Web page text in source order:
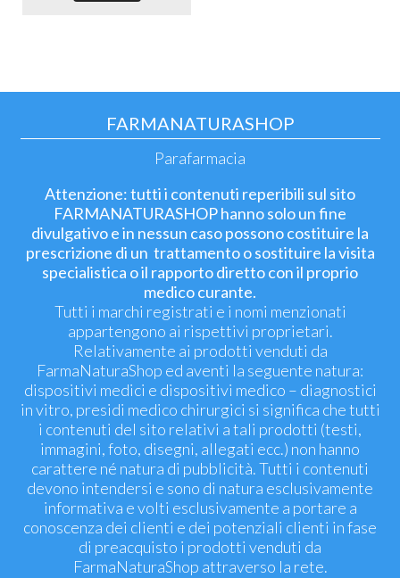
FARMANATURASHOP
Parafarmacia
Attenzione: tutti i contenuti reperibili sul sito
FARMANATURASHOP hanno solo un fine
divulgativo e in nessun caso possono costituire la
prescrizione di un trattamento o sostituire la visita
specialistica o il rapporto diretto con il proprio
medico curante.
Tutti i marchi registrati e i nomi menzionati
appartengono ai rispettivi proprietari.
Relativamente ai prodotti venduti da
FarmaNaturaShop ed aventi la seguente natura:
dispositivi medici e dispositivi medico – diagnostici
in vitro, presidi medico chirurgici si significa che tutti
i contenuti del sito relativi a tali prodotti (testi,
immagini, foto, disegni, allegati ecc.) non hanno
carattere né natura di pubblicità. Tutti i contenuti
devono intendersi e sono di natura esclusivamente
informativa e volti esclusivamente a portare a
conoscenza dei clienti e dei potenziali clienti in fase
di preacquisto i prodotti venduti da
FarmaNaturaShop attraverso la rete.